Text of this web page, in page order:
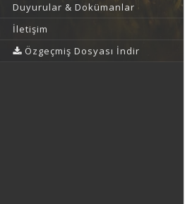
Duyurular & Dokümanlar
İletişim
Özgeçmiş Dosyası İndir